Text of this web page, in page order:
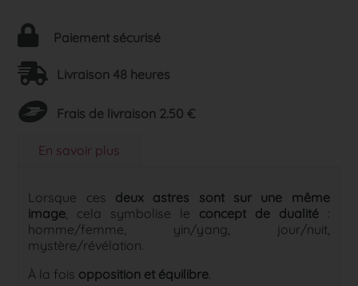
Paiement sécurisé
Livraison 48 heures
Frais de livraison 2.50 €
En savoir plus
Lorsque ces deux astres sont sur une même
image, cela symbolise le concept de dualité:
homme/femme, yin/yang, jour/nuit,
mystère/révélation.
À la fois opposition et équilibre.